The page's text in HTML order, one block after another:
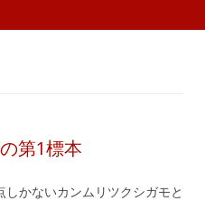
ツ
第1標本
かないカンムリツクシガモと